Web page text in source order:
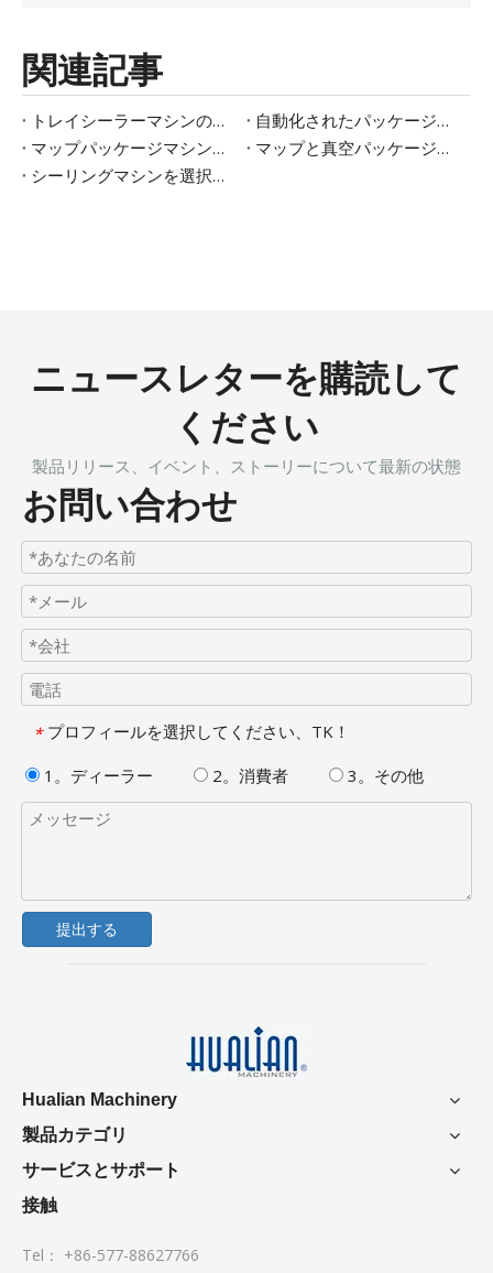
関連記事
トレイシーラーマシンの利点は何ですか？
自動化されたパッケージングマシンはどのように機能しますか？
マップパッケージマシンはどのようにして製品の鮮度を改善しますか？
マップと真空パッケージの違いは何ですか？
シーリングマシンを選択するにはどうすればよいですか？
ニュースレターを購読して
ください
製品リリース、イベント、ストーリーについて最新の状態
お問い合わせ
* プロフィールを選択してください、TK！
1。ディーラー
2。消費者 3。その他
提出する
Hualian Machinery
製品カテゴリ
サービスとサポート
接触
Tel： +86-577-88627766